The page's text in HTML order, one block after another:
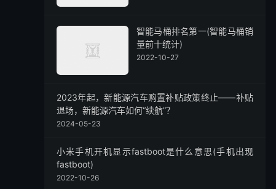
智能马桶排名第一(智能马桶销
量前十统计)
2022-10-27
2023年起，新能源汽车购置补贴政策终止——补贴
退场，新能源汽车如何“续航”？
2024-05-23
小米手机开机显示fastboot是什么意思(手机出现
fastboot)
2022-10-26